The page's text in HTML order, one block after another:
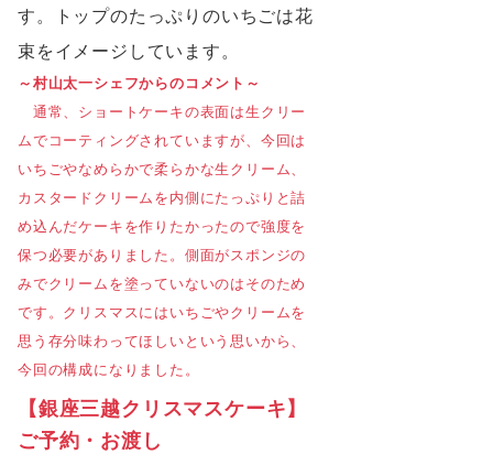
す。トップのたっぷりのいちごは花
束をイメージしています。
～村⼭太⼀シェフからのコメント～
通常、ショートケーキの表⾯は⽣クリー
ムでコーティングされていますが、今回は
いちごやなめらかで柔らかな⽣クリーム、
カスタードクリームを内側にたっぷりと詰
め込んだケーキを作りたかったので強度を
保つ必要がありました。側⾯がスポンジの
みでクリームを塗っていないのはそのため
です。クリスマスにはいちごやクリームを
思う存分味わってほしいという思いから、
今回の構成になりました。
【銀座三越クリスマスケーキ】
ご予約・お渡し